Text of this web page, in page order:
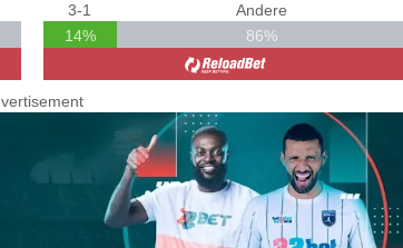
3-1
14%
Andere
86%